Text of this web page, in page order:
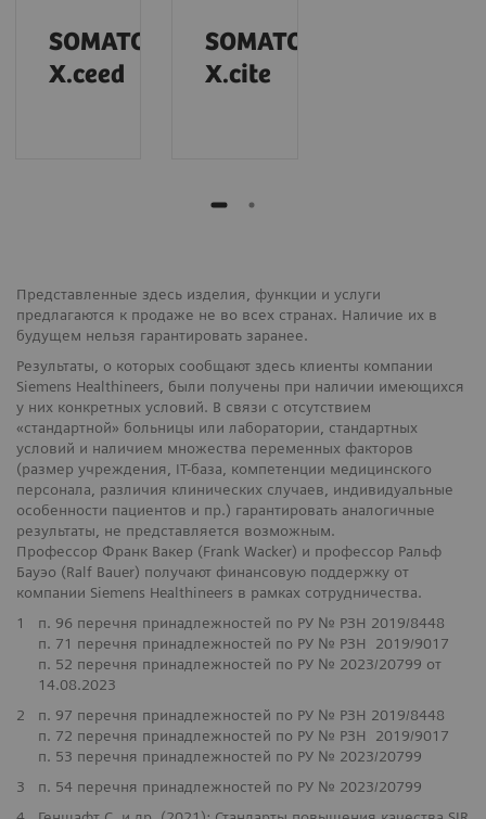
Дополнительная, полностью
интегрированная лазерная система
пациента даже в специализированных
проведения иглы.
SOMATOM X.ceed
SOMATOM
X.ceed
SOMATOM
X.cite
Представленные здесь изделия, функции и услуги
предлагаются к продаже не во всех странах. Наличие их в
будущем нельзя гарантировать заранее.
Результаты, о которых сообщают здесь клиенты компании
Siemens Healthineers, были получены при наличии имеющихся
у них конкретных условий. В связи с отсутствием
«стандартной» больницы или лаборатории, стандартных
условий и наличием множества переменных факторов
(размер учреждения, IT-база, компетенции медицинского
персонала, различия клинических случаев, индивидуальные
особенности пациентов и пр.) гарантировать аналогичные
результаты, не представляется возможным.
Профессор Франк Вакер (Frank Wacker) и профессор Ральф
Бауэо (Ralf Bauer) получают финансовую поддержку от
компании Siemens Healthineers в рамках сотрудничества.
1
п. 96 перечня принадлежностей по РУ № РЗН 2019/8448
п. 71 перечня принадлежностей по РУ № РЗН 2019/9017
п. 52 перечня принадлежностей по РУ № 2023/20799 от
14.08.2023
2
п. 97 перечня принадлежностей по РУ № РЗН 2019/8448
п. 72 перечня принадлежностей по РУ № РЗН 2019/9017
п. 53 перечня принадлежностей по РУ № 2023/20799
3
п. 54 перечня принадлежностей по РУ № 2023/20799